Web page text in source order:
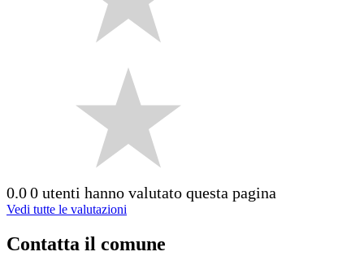
0.00 utenti hanno valutato questa pagina
Vedi tutte le valutazioni
Contatta il comune